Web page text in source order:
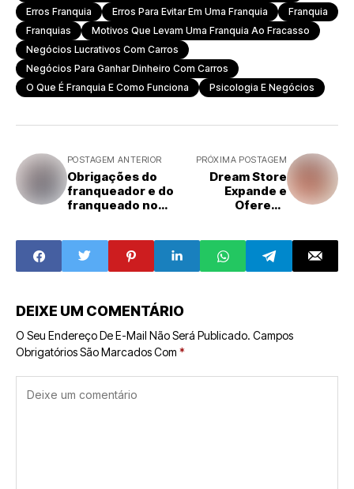
Erros Franquia
Erros Para Evitar Em Uma Franquia
Franquia
Franquias
Motivos Que Levam Uma Franquia Ao Fracasso
Negócios Lucrativos Com Carros
Negócios Para Ganhar Dinheiro Com Carros
O Que É Franquia E Como Funciona
Psicologia E Negócios
POSTAGEM ANTERIOR
Obrigações do
franqueador e do
franqueado no
PRÓXIMA POSTAGEM
Dream Store
Expande e
Oferece
de Franquias em
Todo o Brasil
DEIXE UM COMENTÁRIO
O Seu Endereço De E-Mail Não Será Publicado. Campos
Obrigatórios São Marcados Com *